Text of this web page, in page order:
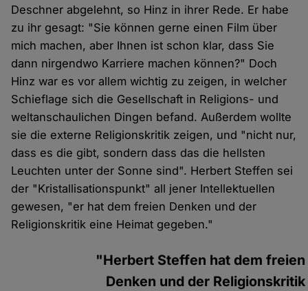
Deschner abgelehnt, so Hinz in ihrer Rede. Er habe
zu ihr gesagt: "Sie können gerne einen Film über
mich machen, aber Ihnen ist schon klar, dass Sie
dann nirgendwo Karriere machen können?" Doch
Hinz war es vor allem wichtig zu zeigen, in welcher
Schieflage sich die Gesellschaft in Religions- und
weltanschaulichen Dingen befand. Außerdem wollte
sie die externe Religionskritik zeigen, und "nicht nur,
dass es die gibt, sondern dass das die hellsten
Leuchten unter der Sonne sind". Herbert Steffen sei
der "Kristallisationspunkt" all jener Intellektuellen
gewesen, "er hat dem freien Denken und der
Religionskritik eine Heimat gegeben."
"Herbert Steffen hat dem freien
Denken und der Religionskritik